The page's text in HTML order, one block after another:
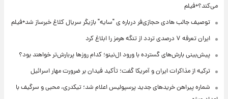
می‌کند؟+فیلم
توصیف جالب هادی حجازی‌فر درباره ی "سایه" بازیگر سریال کلاغ خبرساز شد+فیلم
ایران تعرفه ۷ درصدی تردد از تنگه هرمز را ابلاغ کرد
پیش‌بینی بارش‌های گسترده با ورود ال‌نینو؛ کدام روزها پربارش‌تر خواهند بود؟
ترکیه از مذاکرات ایران و آمریکا گفت؛ تأکید فیدان بر ضرورت مهار اسرائیل
شماره پیراهن خریدهای جدید پرسپولیس اعلام شد؛ تیکدری، محبی و سرگیف با